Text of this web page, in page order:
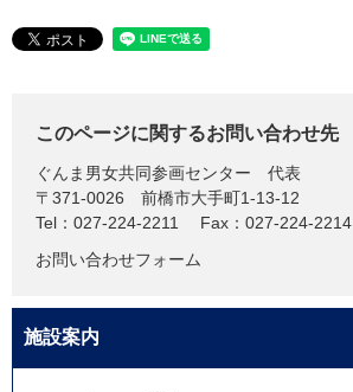
このページに関するお問い合わせ先
ぐんま男女共同参画センター
代表
〒371-0026
前橋市大手町1-13-12
Tel：027-224-2211
Fax：027-224-2214
お問い合わせフォーム
施設案内